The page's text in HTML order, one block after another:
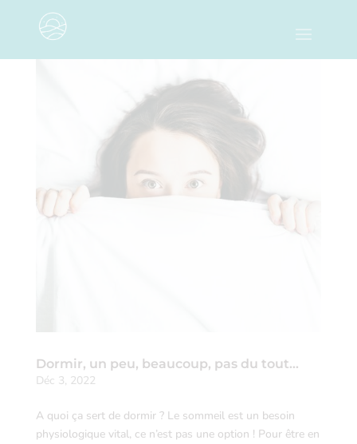
Dormir, un peu, beaucoup, pas du tout…
Déc 3, 2022
A quoi ça sert de dormir ? Le sommeil est un besoin
physiologique vital, ce n’est pas une option ! Pour être en